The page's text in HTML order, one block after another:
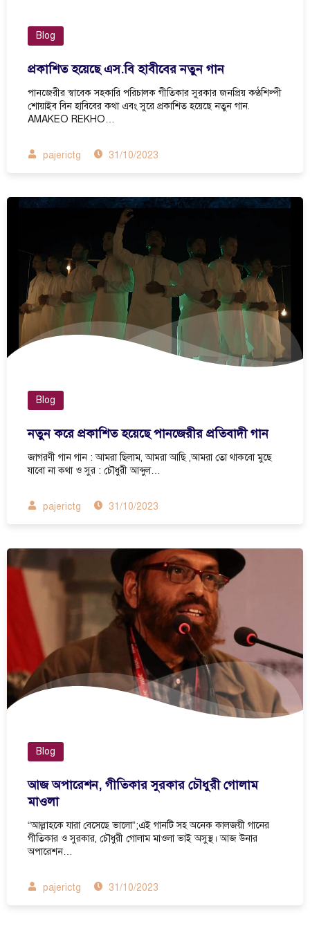
Blog
প্রকাশিত হয়েছে এস.বি হাবীবের নতুন গান
পানজেরীর স্বাবেক সহকারি পরিচালক গীতিকার সুরকার জনপ্রিয় কণ্ঠশিল্পী
শোয়াইব বিন হাবিবের কথা এবং সুরে প্রকাশিত হয়েছে নতুন গান.
AMAKEO REKHO…
pajerictg 31/10/2023
Blog
নতুন করে প্রকাশিত হয়েছে পানজেরীর প্রতিবাদী গান
জাগরণী গান গান : আমরা ছিলাম, আমরা আছি ,আমরা তো থাকবো মুছে
যাবো না কথা ও সুর : চৌধুরী আব্দুল…
pajerictg 31/10/2023
Blog
আজ অপারেশন, গীতিকার সুরকার চৌধুরী গোলাম
মাওলা
“আল্লাহকে যারা বেসেছে ভালো”;এই গানটি সহ অনেক কালজয়ী গানের
গীতিকার ও সুরকার, চৌধুরী গোলাম মাওলা ভাই অসুস্থ। আজ উনার
অপারেশন…
pajerictg 31/10/2023